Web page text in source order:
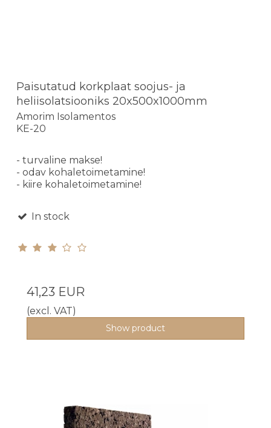
Paisutatud korkplaat soojus- ja
heliisolatsiooniks 20x500x1000mm
Amorim Isolamentos
KE-20
- turvaline makse!
- odav kohaletoimetamine!
- kiire kohaletoimetamine!
In stock
41,23 EUR
(excl. VAT)
Show product